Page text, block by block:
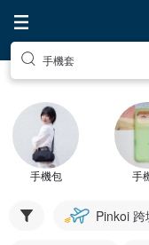
手機套
手機包 手
Pinkoi 跨